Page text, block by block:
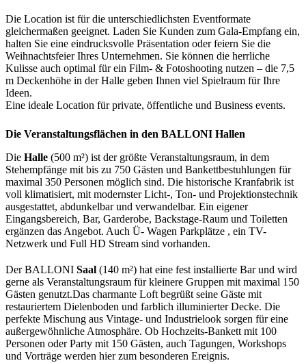
Die Location ist für die unterschiedlichsten Eventformate
gleichermaßen geeignet. Laden Sie Kunden zum Gala-Empfang ein,
halten Sie eine eindrucksvolle Präsentation oder feiern Sie die
Weihnachtsfeier Ihres Unternehmen. Sie können die herrliche
Kulisse auch optimal für ein Film- & Fotoshooting nutzen – die 7,5
m Deckenhöhe in der Halle geben Ihnen viel Spielraum für Ihre
Ideen.
Eine ideale Location für private, öffentliche und Business events.
Die Veranstaltungsflächen in den BALLONI Hallen
Die Halle (500 m²) ist der größte Veranstaltungsraum, in dem
Stehempfänge mit bis zu 750 Gästen und Bankettbestuhlungen für
maximal 350 Personen möglich sind. Die historische Kranfabrik ist
voll klimatisiert, mit modernster Licht-, Ton- und Projektionstechnik
ausgestattet, abdunkelbar und verwandelbar. Ein eigener
Eingangsbereich, Bar, Garderobe, Backstage-Raum und Toiletten
ergänzen das Angebot. Auch Ü- Wagen Parkplätze , ein TV-
Netzwerk und Full HD Stream sind vorhanden.
Der BALLONI Saal (140 m²) hat eine fest installierte Bar und wird
gerne als Veranstaltungsraum für kleinere Gruppen mit maximal 150
Gästen genutzt.Das charmante Loft begrüßt seine Gäste mit
restauriertem Dielenboden und farblich illuminierter Decke. Die
perfekte Mischung aus Vintage- und Industrielook sorgen für eine
außergewöhnliche Atmosphäre. Ob Hochzeits-Bankett mit 100
Personen oder Party mit 150 Gästen, auch Tagungen, Workshops
und Vorträge werden hier zum besonderen Ereignis.